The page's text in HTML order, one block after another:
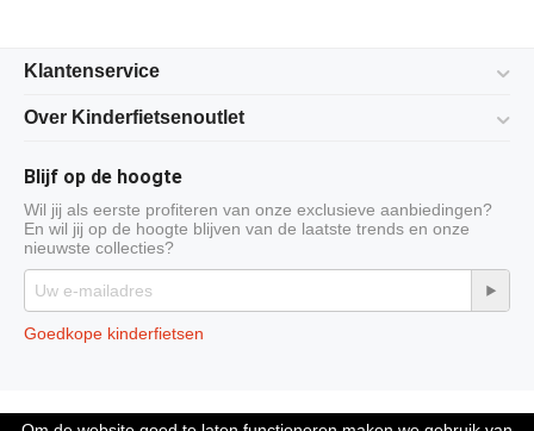
Klantenservice
Over Kinderfietsenoutlet
Blijf op de hoogte
Wil jij als eerste profiteren van onze exclusieve aanbiedingen?
En wil jij op de hoogte blijven van de laatste trends en onze
nieuwste collecties?
Goedkope kinderfietsen
© 2009-2026 Kinderfietsenoutlet is onderdeel van Compleet Company